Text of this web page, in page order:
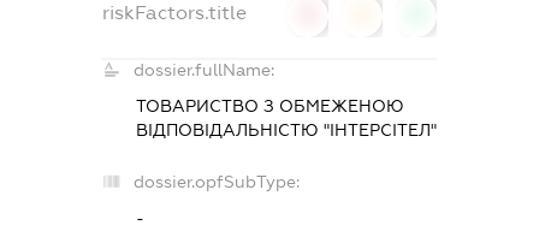
riskFactors.title
dossier.fullName:
ТОВАРИСТВО З ОБМЕЖЕНОЮ
ВІДПОВІДАЛЬНІСТЮ "ІНТЕРСІТЕЛ"
dossier.opfSubType:
-